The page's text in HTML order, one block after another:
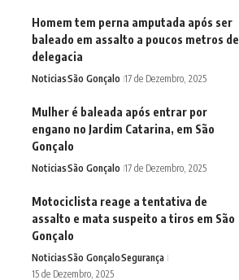
Homem tem perna amputada após ser
baleado em assalto a poucos metros de
delegacia
NoticiasSão Gonçalo 17 de Dezembro, 2025
Mulher é baleada após entrar por
engano no Jardim Catarina, em São
Gonçalo
NoticiasSão Gonçalo 17 de Dezembro, 2025
Motociclista reage a tentativa de
assalto e mata suspeito a tiros em São
Gonçalo
NoticiasSão GonçaloSegurança
15 de Dezembro, 2025